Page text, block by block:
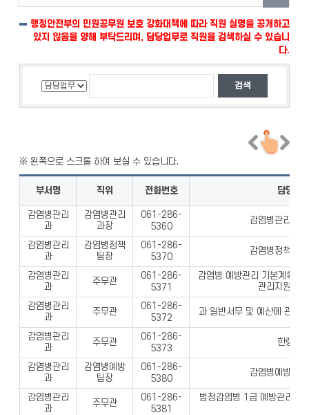
행정안전부의 민원공무원 보호 강화대책에 따라 직원 실명을 공개하고
있지 않음을 양해 부탁드리며, 담당업무로 직원을 검색하실 수 있습니
다.
부서명 직위 전화번호 담당업
감염병관리
과
감염병관리
과장
061-286-
5360
감염병관리과
감염병관리
과
감염병정책
팀장
061-286-
5370
감염병정책팀
감염병관리
과
주무관
061-286-
5371
감염병 예방관리 기본계획
관리지원단
감염병관리
과
주무관
061-286-
5372
과 일반서무 및 예산에 관한
감염병관리
과
주무관
061-286-
5373
한랭질
감염병관리
과
감염병예방
팀장
061-286-
5380
감염병예방팀
감염병관리
과
주무관
061-286-
5381
법정감염병 1급 예방관리,